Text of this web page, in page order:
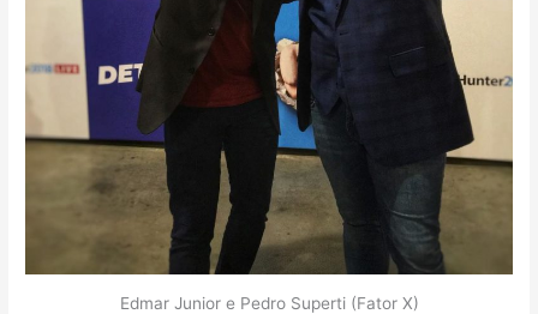
Edmar Junior e Pedro Superti (Fator X)